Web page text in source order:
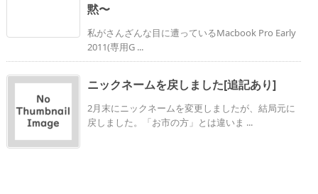
黙〜
私がさんざんな目に遭っているMacbook Pro Early
2011(専用G ...
ニックネームを戻しました[追記あり]
2月末にニックネームを変更しましたが、結局元に
戻しました。「お市の方」とは違いま ...